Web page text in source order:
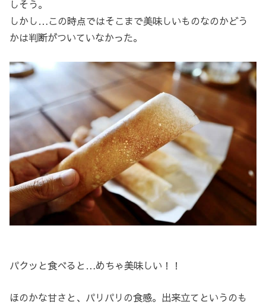
しそう。
しかし…この時点ではそこまで美味しいものなのかどう
かは判断がついていなかった。
パクッと食べると…めちゃ美味しい！！
ほのかな甘さと、パリパリの食感。出来立てというのも